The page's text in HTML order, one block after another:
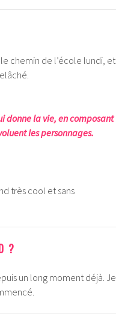
chemin de l’école lundi, et
donne la vie, en composant
les personnages.
très cool et sans
?
un long moment déjà. Je